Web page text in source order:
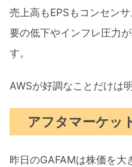
売上高もEPSもコンセン
要の低下やインフレ圧力
す。
AWSが好調なことだけは
アフタマーケッ
昨日のGAFAMは株価を大